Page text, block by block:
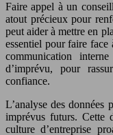
Faire appel à un
atout précieux pour
peut aider à mettre en
essentiel pour faire face
communication
d’imprévu, pour
confiance.
L’analyse des données
imprévus futurs. Cette
culture d’entreprise